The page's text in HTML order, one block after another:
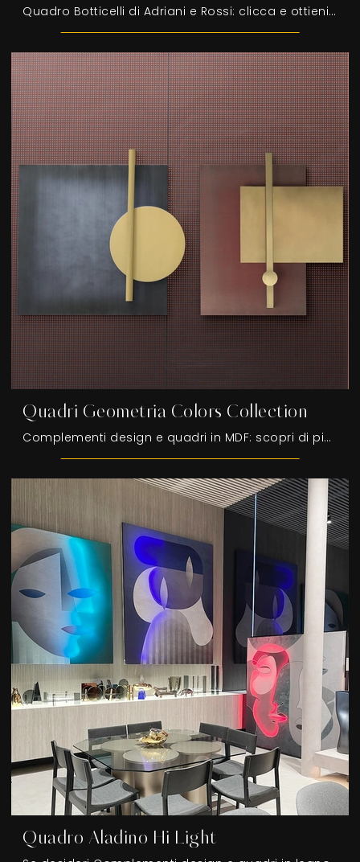
Quadro Botticelli di Adriani e Rossi: clicca e ottieni informazioni sui Complementi e quadri design in materico del noto e rinomato brand!
Quadri Geometria Colors Collection
Complementi design e quadri in MDF: scopri di più sul modello Quadri Geometria Colors Collection di Adriani e Rossi e potrai impreziosire i tuoi ...
Quadro Aladino Hi Light